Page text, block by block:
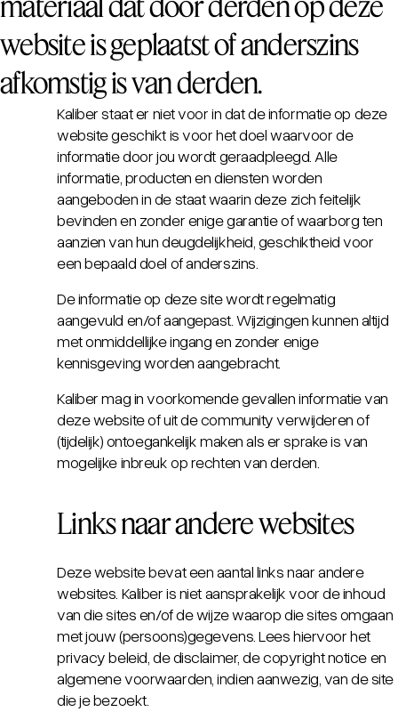
website is geplaatst of anderszins
afkomstig is van derden.
Kaliber staat er niet voor in dat de informatie op deze
website geschikt is voor het doel waarvoor de
informatie door jou wordt geraadpleegd. Alle
informatie, producten en diensten worden
aangeboden in de staat waarin deze zich feitelijk
bevinden en zonder enige garantie of waarborg ten
aanzien van hun deugdelijkheid, geschiktheid voor
een bepaald doel of anderszins.
De informatie op deze site wordt regelmatig
aangevuld en/of aangepast. Wijzigingen kunnen altijd
met onmiddellijke ingang en zonder enige
kennisgeving worden aangebracht.
Kaliber mag in voorkomende gevallen informatie van
deze website of uit de community verwijderen of
(tijdelijk) ontoegankelijk maken als er sprake is van
mogelijke inbreuk op rechten van derden.
Links naar andere websites
Deze website bevat een aantal links naar andere
websites. Kaliber is niet aansprakelijk voor de inhoud
van die sites en/of de wijze waarop die sites omgaan
met jouw (persoons)gegevens. Lees hiervoor het
privacy beleid, de disclaimer, de copyright notice en
algemene voorwaarden, indien aanwezig, van de site
die je bezoekt.